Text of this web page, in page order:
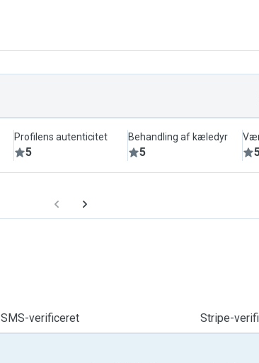
Profilens autenticitet
5
Behandling af kæledyr
5
SMS-verificeret Stripe-